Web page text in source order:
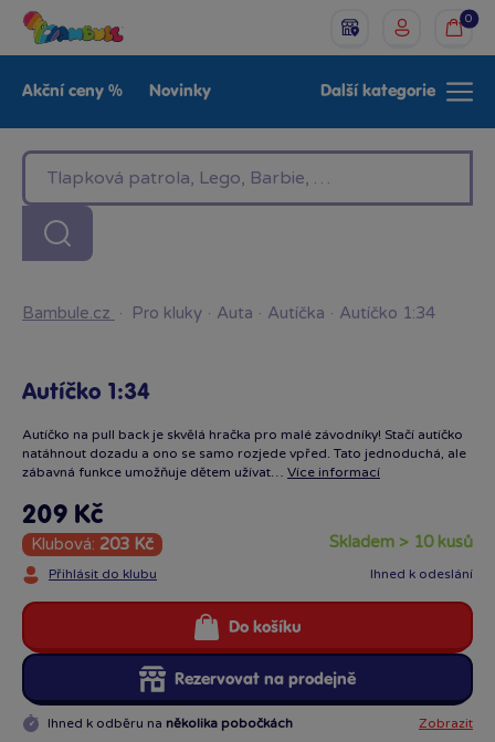
0
Akční ceny % Novinky
LEGO®
Baby Značky
Další kategorie
Bambule.cz · Pro kluky · Auta · Autíčka · Autíčko 1:34
Autíčko 1:34
Autíčko na pull back je skvělá hračka pro malé závodníky! Stačí autíčko
natáhnout dozadu a ono se samo rozjede vpřed. Tato jednoduchá, ale
zábavná funkce umožňuje dětem užívat… Více informací
209 Kč
Klubová: 203 Kč
Přihlásit do klubu
skladem > 10 kusů
Ihned k odeslání
Rezervovat na prodejně
Do košíku
Ihned k odběru na několika pobočkách Zobrazit